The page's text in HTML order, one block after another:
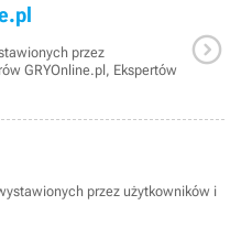
przez
GRYOnline.pl, Ekspertów

przez użytkowników i